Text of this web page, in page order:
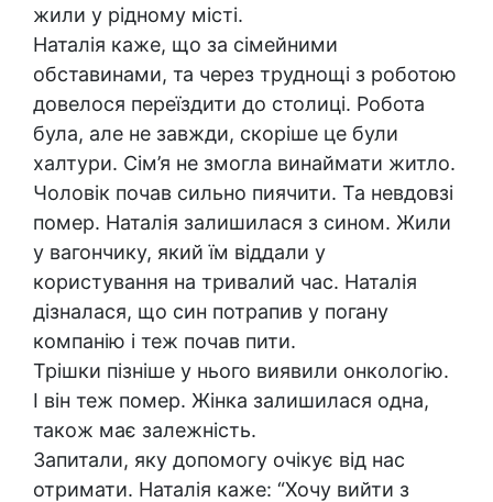
жили у рідному місті.
Наталія каже, що за сімейними
обставинами, та через труднощі з роботою
довелося переїздити до столиці. Робота
була, але не завжди, скоріше це були
халтури. Сім’я не змогла винаймати житло.
Чоловік почав сильно пиячити. Та невдовзі
помер. Наталія залишилася з сином. Жили
у вагончику, який їм віддали у
користування на тривалий час. Наталія
дізналася, що син потрапив у погану
компанію і теж почав пити.
Трішки пізніше у нього виявили онкологію.
І він теж помер. Жінка залишилася одна,
також має залежність.
Запитали, яку допомогу очікує від нас
отримати. Наталія каже: “Хочу вийти з